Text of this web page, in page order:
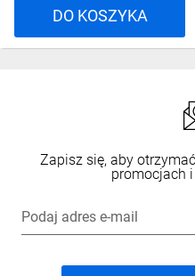
DO KOSZYKA
Zapisz się, aby
promocjach
Podaj adres e-mail